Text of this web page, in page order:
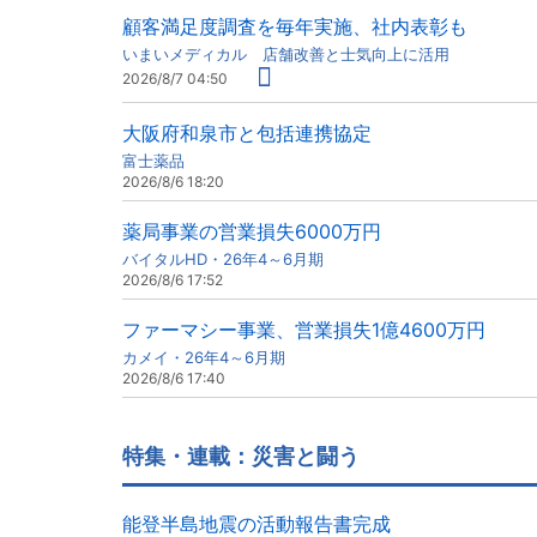
顧客満足度調査を毎年実施、社内表彰も
いまいメディカル 店舗改善と士気向上に活用
2026/8/7 04:50
大阪府和泉市と包括連携協定
富士薬品
2026/8/6 18:20
薬局事業の営業損失6000万円
バイタルHD・26年4～6月期
2026/8/6 17:52
ファーマシー事業、営業損失1億4600万円
カメイ・26年4～6月期
2026/8/6 17:40
特集・連載：災害と闘う
能登半島地震の活動報告書完成